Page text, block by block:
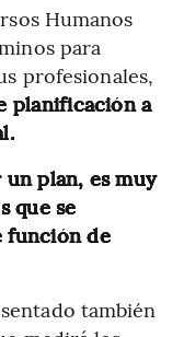
Humanos
para
profesionales,
planificación a
plan, es muy
que se
función de
también